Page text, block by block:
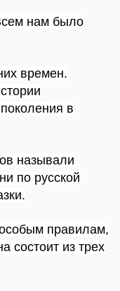
нам было
времен.
в
называли
по русской
правилам,
состоит из трех